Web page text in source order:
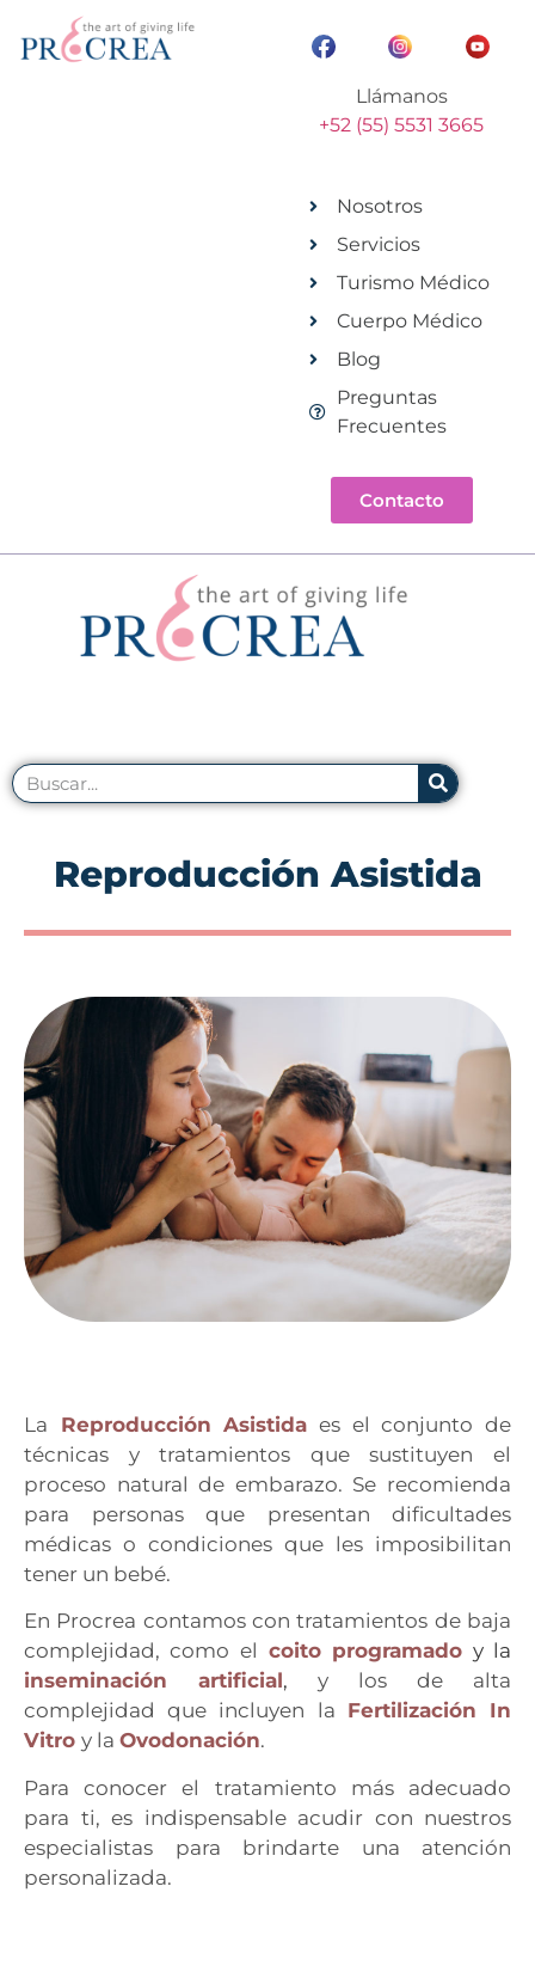
Llámanos
+52 (55) 5531 3665
Nosotros
Servicios
Turismo Médico
Cuerpo Médico
Blog
Preguntas
Frecuentes
Contacto
Reproducción Asistida
La Reproducción Asistida es el conjunto de
técnicas y tratamientos que sustituyen el
proceso natural de embarazo. Se recomienda
para personas que presentan dificultades
médicas o condiciones que les imposibilitan
tener un bebé.
En Procrea contamos con tratamientos de baja
complejidad, como el coito programado y la
inseminación artificial, y los de alta
complejidad que incluyen la Fertilización In
Vitro y la Ovodonación.
Para conocer el tratamiento más adecuado
para ti, es indispensable acudir con nuestros
especialistas para brindarte una atención
personalizada.